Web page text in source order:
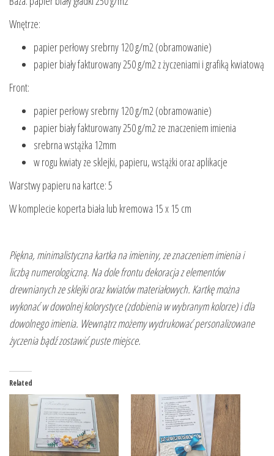
Wnętrze:
papier perłowy srebrny 120 g/m2 (obramowanie)
papier biały fakturowany 250 g/m2 z życzeniami i grafiką kwiatową
Front:
papier perłowy srebrny 120 g/m2 (obramowanie)
papier biały fakturowany 250 g/m2 ze znaczeniem imienia
srebrna wstążka 12mm
w rogu kwiaty ze sklejki, papieru, wstążki oraz aplikacje
Warstwy papieru na kartce: 5
W komplecie koperta biała lub kremowa 15 x 15 cm
Piękna, minimalistyczna kartka na imieniny, ze znaczeniem imienia i
liczbą numerologiczną. Na dole frontu dekoracja z elementów
drewnianych ze sklejki oraz kwiatów materiałowych. Kartkę można
wykonać w dowolnej kolorystyce (zdobienia w wybranym kolorze) i dla
dowolnego imienia. Wewnątrz możemy wydrukować personalizowane
życzenia bądź zostawić puste miejsce.
Related